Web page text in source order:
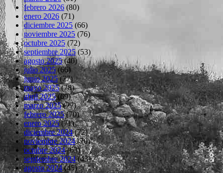
febrero 2026 (80)
enero 2026 (71)
diciembre 2025 (66)
noviembre 2025 (76)
octubre 2025(72)
septiembre 2025(53)
agosto 2025(40)
julio 2025(66)
junio 2025(77)
mayo 2025(78)
abril 2025(69)
marzo 2025(77)
febrero 2025(70)
enero 2025(71)
diciembre 2024(72)
noviembre 2024(70)
octubre 2024(63)
septiembre 2024(43)
agosto 2024(45)